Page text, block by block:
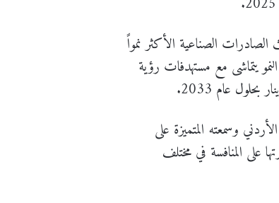
الصناعية الأكثر نمواً
يتماشى مع مستهدفات رؤية
وسمعته المتميزة على
على المنافسة في مختلف